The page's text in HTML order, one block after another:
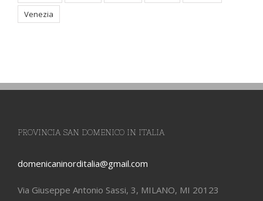
Venezia
PROVINCIA SAN DOMENICO IN ITALIA
domenicaninorditalia@gmail.com
Via Giuseppe Antonio Sassi, 3, MILANO, MI 20123